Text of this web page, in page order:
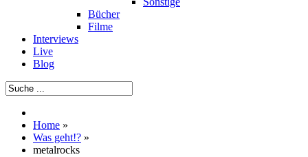
Bücher
Filme
Interviews
Live
Blog
Home »
Was geht!? »
metalrocks